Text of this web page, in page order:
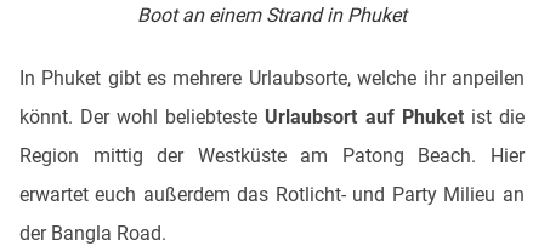
Boot an einem Strand in Phuket
In Phuket gibt es mehrere Urlaubsorte, welche ihr anpeilen
könnt. Der wohl beliebteste Urlaubsort auf Phuketist die
Region mittig der Westküste am Patong Beach. Hier
erwartet euch außerdem das Rotlicht- und Party Milieu an
der Bangla Road.